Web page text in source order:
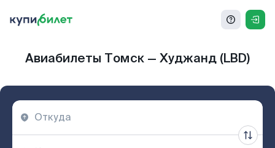
Авиабилеты Томск — Худжанд (LBD)